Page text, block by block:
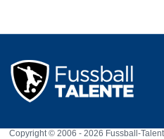
Copyright © 2006 - 2026 Fussball-